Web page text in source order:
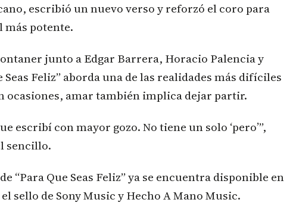
escribió un nuevo verso y reforzó el coro para
más potente.
junto a Edgar Barrera, Horacio Palencia y
Seas Feliz” aborda una de las realidades más difíciles
ocasiones, amar también implica dejar partir.
escribí con mayor gozo. No tiene un solo ‘pero’”,
sencillo.
“Para Que Seas Feliz” ya se encuentra disponible en
sello de Sony Music y Hecho A Mano Music.